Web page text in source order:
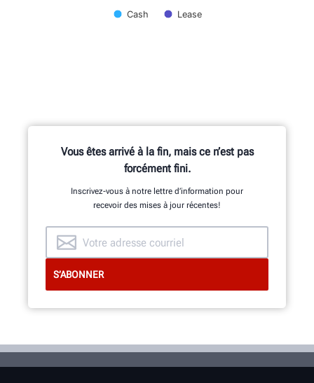
Cash Lease
Vous êtes arrivé à la fin, mais ce n’est pas
forcément fini.
Inscrivez-vous à notre lettre d’information pour
recevoir des mises à jour récentes!